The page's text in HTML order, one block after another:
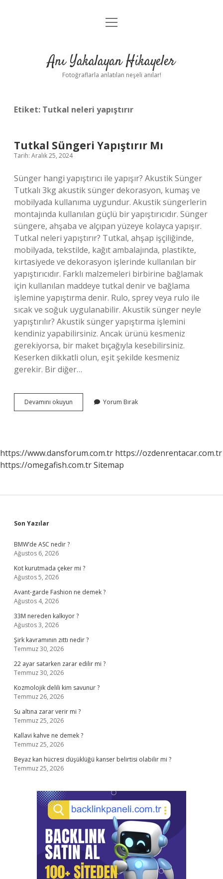
Anasayfa
Yasal Uyarı
menüyü
Anı Yakalayan Hikayeler
Fotoğraflarla anlatılan neşeli anılar!
Etiket: Tutkal neleri yapıştırır
Tutkal Süngeri Yapıştırır Mı
Tarih: Aralık 25, 2024
Sünger hangi yapıştırıcı ile yapışır? Akustik Sünger
Tutkalı 3kg akustik sünger dekorasyon, kumaş ve
mobilyada kullanıma uygundur. Akustik süngerlerin
montajında ​​kullanılan güçlü bir yapıştırıcıdır. Sünger
süngere, ahşaba ve alçıpan yüzeye kolayca yapışır.
Tutkal neleri yapıştırır? Tutkal, ahşap işçiliğinde,
mobilyada, tekstilde, kağıt ambalajında, plastikte,
kırtasiyede ve dekorasyon işlerinde kullanılan bir
yapıştırıcıdır. Farklı malzemeleri birbirine bağlamak
için kullanılan maddeye tutkal denir ve bağlama
işlemine yapıştırma denir. Rulo, sprey veya rulo ile
sıcak ve soğuk uygulanabilir. Akustik sünger neyle
yapıştırılır? Akustik sünger yapıştırma işlemini
kendiniz yapabilirsiniz. Ancak ürünü kesmeniz
gerekiyorsa, bir maket bıçağıyla kesebilirsiniz.
Keserken dikkatli olun, eşit şekilde kesmeniz
gerekir. Bir diğer…
Devamını okuyun
Süngeri
Yorum Bırak
https://www.dansforum.com.tr https://ozdenrentacar.com.tr
https://omegafish.com.trSitemap
Sidebar
Son Yazılar
BMW’de ASC nedir ?
Ağustos 6, 2026
Kot kurutmada çeker mi ?
Ağustos 5, 2026
Avant-garde Fashion ne demek ?
Ağustos 4, 2026
33M nereden kalkıyor ?
Ağustos 3, 2026
Şirk kavramının zıttı nedir ?
Temmuz 30, 2026
22 ayar satarken zarar edilir mi ?
Temmuz 30, 2026
Kozmolojik delili kim savunur ?
Temmuz 26, 2026
Su altına zarar verir mi ?
Temmuz 25, 2026
Kallavi kahve ne demek ?
Temmuz 25, 2026
Beyaz kan hücresi düşüklüğü kanser belirtisi olabilir mi ?
Temmuz 25, 2026